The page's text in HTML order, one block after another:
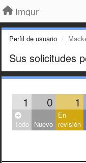
Imgur
Perfil de usuario
Sus solicitudes
1 0 1
Todo Nuevo
En
revisión